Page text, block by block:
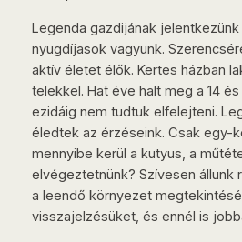
Legenda gazdijának
nyugdíjasok vagyunk.
aktív életet élők. Kertes házban
telekkel. Hat éve halt meg a 14
ezidáig nem tudtuk elfelejteni.
éledtek az érzéseink. Csak egy-
mennyibe kerül a kutyus, a
elvégeztetnünk? Szívesen állunk
a leendő környezet
visszajelzésüket, és ennél is